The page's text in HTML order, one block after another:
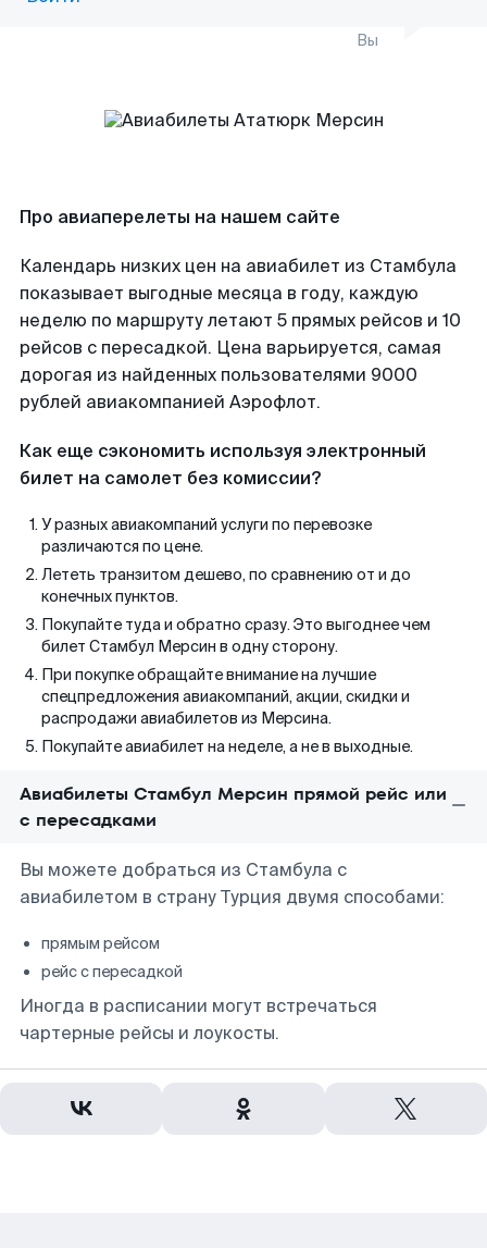
Вы
Про авиаперелеты на нашем сайте
Календарь низких цен на авиабилет из Стамбула
показывает выгодные месяца в году, каждую
неделю по маршруту летают 5 прямых рейсов и 10
рейсов с пересадкой. Цена варьируется, самая
дорогая из найденных пользователями 9000
рублей авиакомпанией Аэрофлот.
Как еще сэкономить используя электронный
билет на самолет без комиссии?
У разных авиакомпаний услуги по перевозке
различаются по цене.
Лететь транзитом дешево, по сравнению от и до
конечных пунктов.
Покупайте туда и обратно сразу. Это выгоднее чем
билет Стамбул Мерсин в одну сторону.
При покупке обращайте внимание на лучшие
спецпредложения авиакомпаний, акции, скидки и
распродажи авиабилетов из Мерсина.
Покупайте авиабилет на неделе, а не в выходные.
Авиабилеты Стамбул Мерсин прямой рейс или
с пересадками
Вы можете добраться из Стамбула с
авиабилетом в страну Турция двумя способами:
прямым рейсом
рейс с пересадкой
Иногда в расписании могут встречаться
чартерные рейсы и лоукосты.